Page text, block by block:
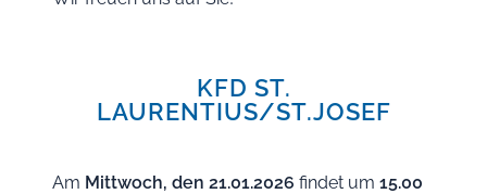
KFD ST.
LAURENTIUS/ST.JOSEF
Am Mittwoch, den 21.01.2026 findet um 15.00